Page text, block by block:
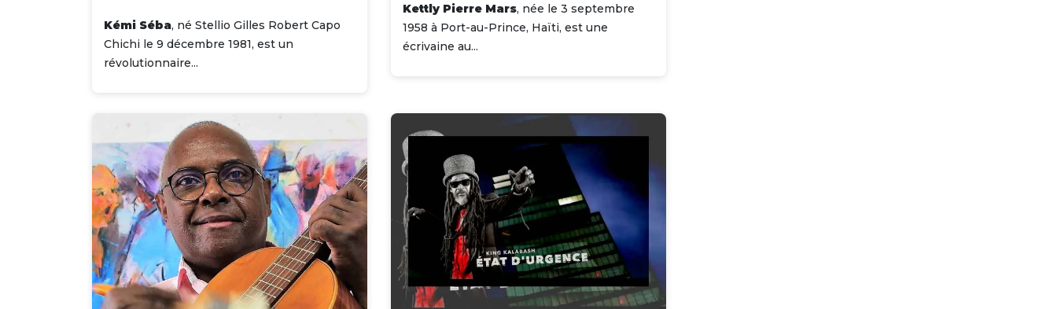
Kémi Séba, né Stellio Gilles Robert Capo
Chichi le 9 décembre 1981, est un
révolutionnaire...
Kettly Pierre Mars, née le 3 septembre
1958 à Port-au-Prince, Haïti, est une
écrivaine au...